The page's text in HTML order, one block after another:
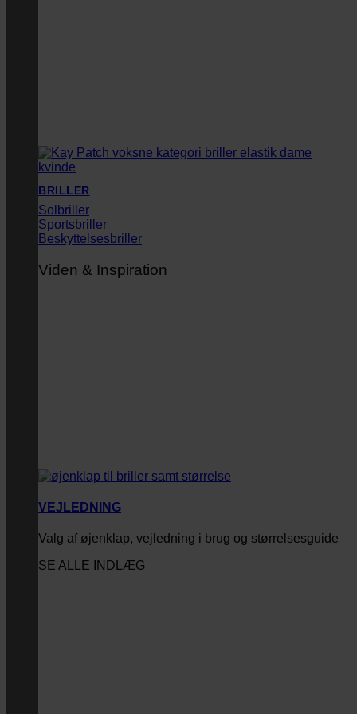
BRILLER
Solbriller
Sportsbriller
Beskyttelsesbriller
Viden & Inspiration
VEJLEDNING
Valg af øjenklap, vejledning i brug og størrelsesguide
SE ALLE INDLÆG